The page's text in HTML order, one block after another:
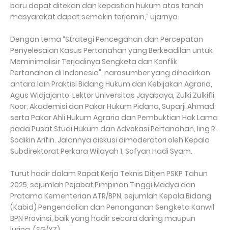
baru dapat ditekan dan kepastian hukum atas tanah
masyarakat dapat semakin terjamin,” ujarnya.
Dengan tema “Strategi Pencegahan dan Percepatan
Penyelesaian Kasus Pertanahan yang Berkeadilan untuk
Meminimalisir Terjadinya Sengketa dan Konflik
Pertanahan di Indonesia", narasumber yang dihadirkan
antara lain Praktisi Bidang Hukum dan Kebijakan Agraria,
Agus Widjajanto; Lektor Universitas Jayabaya, Zulki Zulkifli
Noor; Akademisi dan Pakar Hukum Pidana, Suparji Ahmad;
serta Pakar Ahli Hukum Agraria dan Pembuktian Hak Lama
pada Pusat Studi Hukum dan Advokasi Pertanahan, Iing R.
Sodikin Arifin. Jalannya diskusi dimoderatori oleh Kepala
Subdirektorat Perkara Wilayah 1, Sofyan Hadi Syam.
Turut hadir dalam Rapat Kerja Teknis Ditjen PSKP Tahun
2025, sejumlah Pejabat Pimpinan Tinggi Madya dan
Pratama Kementerian ATR/BPN, sejumlah Kepala Bidang
(Kabid) Pengendalian dan Penanganan Sengketa Kanwil
BPN Provinsi, baik yang hadir secara daring maupun